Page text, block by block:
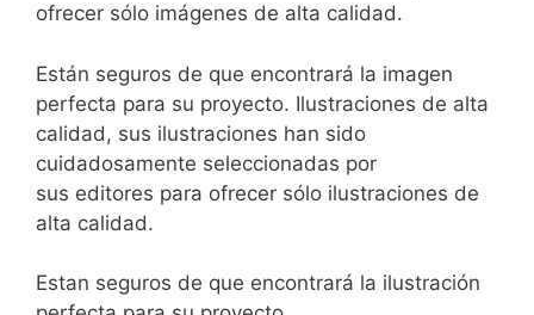
ofrecer sólo imágenes de alta calidad.
Están seguros de que encontrará la imagen
perfecta para su proyecto. Ilustraciones de alta
calidad, sus ilustraciones han sido
cuidadosamente seleccionadas por
sus editores para ofrecer sólo ilustraciones de
alta calidad.
Estan seguros de que encontrará la ilustración